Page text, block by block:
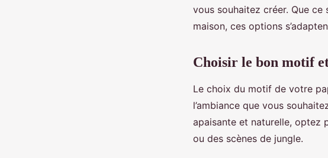
vous souhaitez créer. Que
maison, ces options
Choisir le bon motif
Le choix du motif de votre
l’ambiance que vous
apaisante et naturelle, optez
ou des scènes de jungle.